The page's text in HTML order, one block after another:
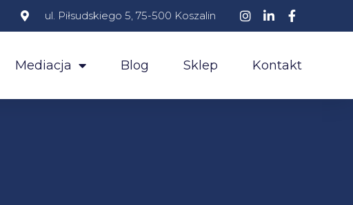
ul. Piłsudskiego 5, 75-500 Koszalin
Mediacja Blog Sklep Kontakt